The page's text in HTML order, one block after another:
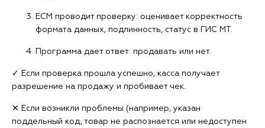
ЕСМ проводит проверку: оценивает корректность
формата данных, подлинность, статус в ГИС МТ.
Программа дает ответ: продавать или нет.
✓ Если проверка прошла успешно, касса получает
разрешение на продажу и пробивает чек.
✕ Если возникли проблемы (например, указан
поддельный код, товар не распознается или недоступен